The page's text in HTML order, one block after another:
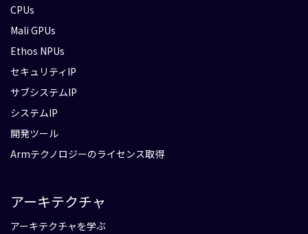
CPUs
Mali GPUs
Ethos NPUs
セキュリティIP
サブシステムIP
システムIP
開発ツール
Armテクノロジーのライセンス取得
アーキテクチャ
アーキテクチャを学ぶ